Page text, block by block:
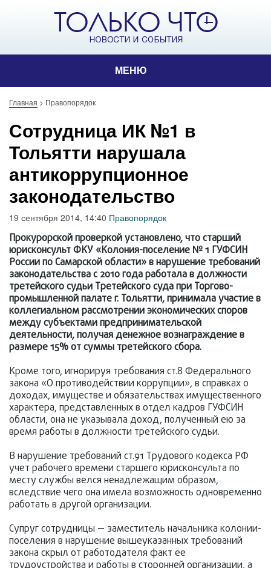
МЕНЮ
Главная > Правопорядок
Сотрудница ИК №1 в
Тольятти нарушала
антикоррупционное
законодательство
19 сентября 2014, 14:40 Правопорядок
Прокурорской проверкой установлено, что старший
юрисконсульт ФКУ «Колония-поселение № 1 ГУФСИН
России по Самарской области» в нарушение требований
законодательства с 2010 года работала в должности
третейского судьи Третейского суда при Торгово-
промышленной палате г. Тольятти, принимала участие в
коллегиальном рассмотрении экономических споров
между субъектами предпринимательской
деятельности, получая денежное вознаграждение в
размере 15% от суммы третейского сбора.
Кроме того, игнорируя требования ст.8 Федерального
закона «О противодействии коррупции», в справках о
доходах, имуществе и обязательствах имущественного
характера, представленных в отдел кадров ГУФСИН
области, она не указывала доход, полученный ею за
время работы в должности третейского судьи.
В нарушение требований ст.91 Трудового кодекса РФ
учет рабочего времени старшего юрисконсульта по
месту службы велся ненадлежащим образом,
вследствие чего она имела возможность одновременно
работать в другой организации.
Супруг сотрудницы — заместитель начальника колонии-
поселения в нарушение вышеуказанных требований
закона скрыл от работодателя факт ее